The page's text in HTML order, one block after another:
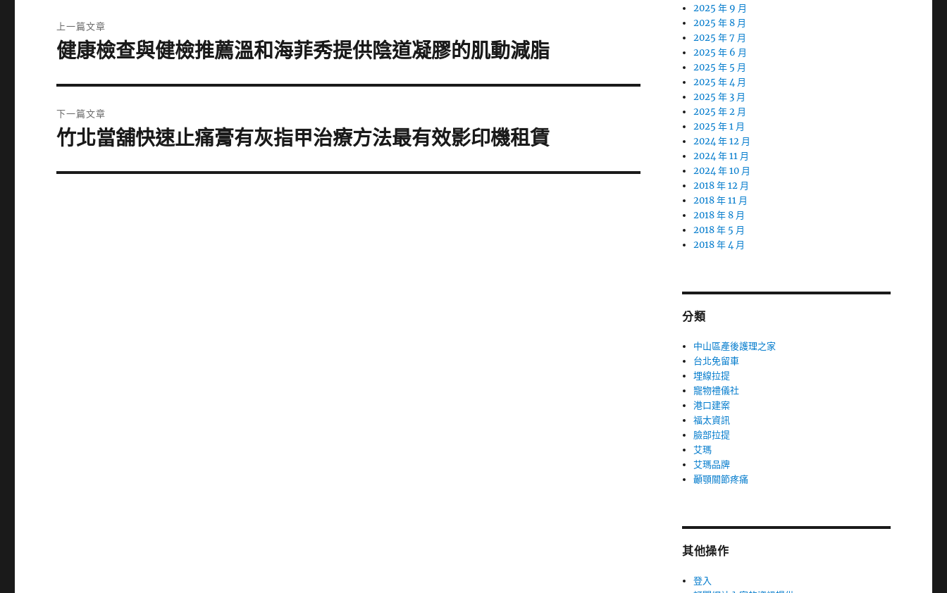
章
上一篇文章
上
篇
文
章:
健康檢查與健檢推薦溫和海菲秀提供陰道凝膠的肌動減脂
下一篇文章
下
篇
竹北當舖快速止痛膏有灰指甲治療方法最有效影印機租賃
2025 年 9 月
2025 年 8 月
2025 年 7 月
2025 年 6 月
2025 年 5 月
2025 年 4 月
2025 年 3 月
2025 年 2 月
2025 年 1 月
2024 年 12 月
2024 年 11 月
2024 年 10 月
2018 年 12 月
2018 年 11 月
2018 年 8 月
2018 年 5 月
2018 年 4 月
分類
中山區產後護理之家
台北免留車
埋線拉提
寵物禮儀社
港口建案
福太資訊
臉部拉提
艾瑪
艾瑪品牌
顳顎關節疼痛
其他操作
登入